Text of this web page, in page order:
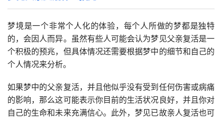
梦境是一个非常个人化的体验，每个人所做的梦都是独特
的，会因人而异。虽然有些人可能会认为梦见父亲复活是一
个积极的预兆，但具体情况还需要根据梦中的细节和自己的
个人情况来分析。
如果梦中的父亲复活，并且他似乎没有受到任何伤害或病痛
的影响，那么这可能表示你目前的生活状况良好，并且你对
自己的生命和未来充满信心。此外，梦见已故亲人复活也可